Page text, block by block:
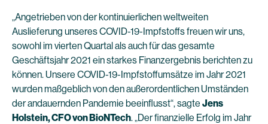
„Angetrieben von der kontinuierlichen weltweiten
Auslieferung unseres COVID-19-Impfstoffs freuen wir uns,
sowohl im vierten Quartal als auch für das gesamte
Geschäftsjahr 2021 ein starkes Finanzergebnis berichten zu
können. Unsere COVID-19-Impfstoffumsätze im Jahr 2021
wurden maßgeblich von den außerordentlichen Umständen
der andauernden Pandemie beeinflusst“, sagte Jens
Holstein, CFO von BioNTech. „Der finanzielle Erfolg im Jahr